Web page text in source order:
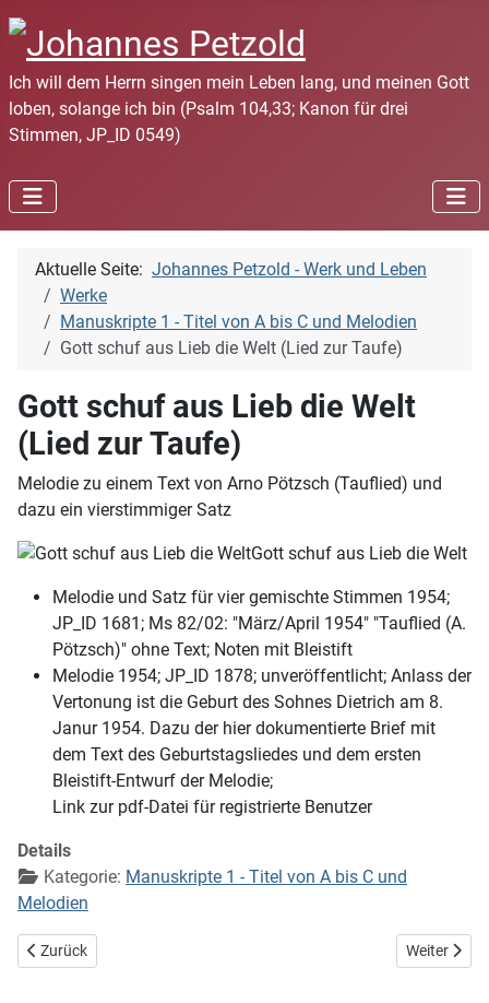
Ich will dem Herrn singen mein Leben lang, und meinen Gott
loben, solange ich bin (Psalm 104,33; Kanon für drei
Stimmen, JP_ID 0549)
Aktuelle Seite: Johannes Petzold - Werk und Leben
Werke
Manuskripte 1 - Titel von A bis C und Melodien
Gott schuf aus Lieb die Welt (Lied zur Taufe)
Gott schuf aus Lieb die Welt
(Lied zur Taufe)
Melodie zu einem Text von Arno Pötzsch (Tauflied) und
dazu ein vierstimmiger Satz
Gott schuf aus Lieb die Welt
Melodie und Satz für vier gemischte Stimmen 1954;
JP_ID 1681; Ms 82/02: "März/April 1954" "Tauflied (A.
Pötzsch)" ohne Text; Noten mit Bleistift
Melodie 1954; JP_ID 1878; unveröffentlicht; Anlass der
Vertonung ist die Geburt des Sohnes Dietrich am 8.
Janur 1954. Dazu der hier dokumentierte Brief mit
dem Text des Geburtstagsliedes und dem ersten
Bleistift-Entwurf der Melodie;
Link zur pdf-Datei für registrierte Benutzer
Details
Kategorie: Manuskripte 1 - Titel von A bis C und
Melodien
Vorheriger Beitrag: Gott sandte den Sohn
Zurück Nächster
Weiter